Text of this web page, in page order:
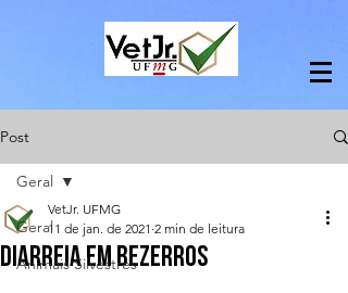
Post
Geral
Animais Silvestres
Geral
Diarreia em bezerros
VetJr. UFMG
11 de jan. de 2021 2 min de leitura